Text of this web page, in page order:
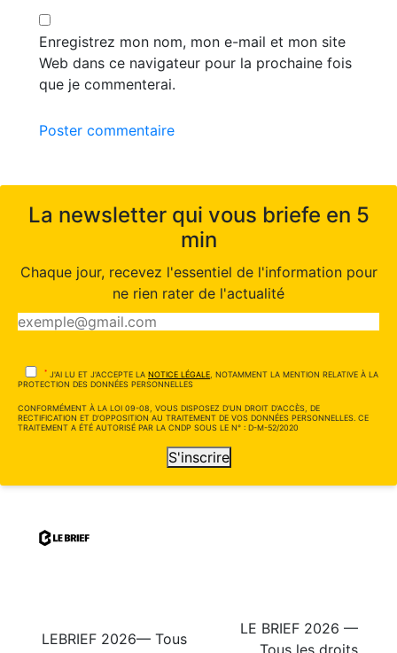
Enregistrez mon nom, mon e-mail et mon site
Web dans ce navigateur pour la prochaine fois
que je commenterai.
Poster commentaire
La newsletter qui vous briefe en 5
min
Chaque jour, recevez l'essentiel de l'information pour
ne rien rater de l'actualité
* J'AI LU ET J'ACCEPTE LA NOTICE LÉGALE , NOTAMMENT LA MENTION RELATIVE À LA
PROTECTION DES DONNÉES PERSONNELLES
CONFORMÉMENT À LA LOI 09-08, VOUS DISPOSEZ D'UN DROIT D'ACCÈS, DE
RECTIFICATION ET D'OPPOSITION AU TRAITEMENT DE VOS DONNÉES PERSONNELLES. CE
TRAITEMENT A ÉTÉ AUTORISÉ PAR LA CNDP SOUS LE N° : D-M-52/2020
S'inscrire
LEBRIEF 2026— Tous
LE BRIEF 2026 —